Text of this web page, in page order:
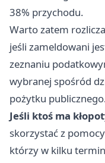
38% przychodu.
Warto zatem
jeśli zameldowani
zeznaniu
wybranej spośród
pożytku
Jeśli ktoś ma
skorzystać z
którzy w kilku